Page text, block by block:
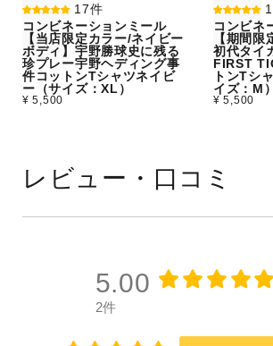
17件
コンビネーションミール
【当店限定カラー/ネイビー
ボディ】宇野勝球史に残る
珍プレー宇野ヘディング事
件コットンTシャツネイビ
ー（サイズ：XL）
¥ 5,500
コンビネ
【期間限
初代タイ
FIRST
トンTシ
イズ：M）
¥ 5,500
レビュー・口コミ
5.00
2件